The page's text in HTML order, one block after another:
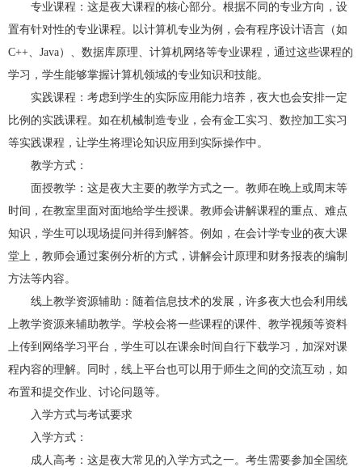
专业课程：这是夜大课程的核心部分。根据不同的专业方向，设
置有针对性的专业课程。以计算机专业为例，会有程序设计语言（如
C++、Java）、数据库原理、计算机网络等专业课程，通过这些课程的
学习，学生能够掌握计算机领域的专业知识和技能。
实践课程：考虑到学生的实际应用能力培养，夜大也会安排一定
比例的实践课程。如在机械制造专业，会有金工实习、数控加工实习
等实践课程，让学生将理论知识应用到实际操作中。
教学方式：
面授教学：这是夜大主要的教学方式之一。教师在晚上或周末等
时间，在教室里面对面地给学生授课。教师会讲解课程的重点、难点
知识，学生可以现场提问并得到解答。例如，在会计学专业的夜大课
堂上，教师会通过案例分析的方式，讲解会计原理和财务报表的编制
方法等内容。
线上教学资源辅助：随着信息技术的发展，许多夜大也会利用线
上教学资源来辅助教学。学校会将一些课程的课件、教学视频等资料
上传到网络学习平台，学生可以在课余时间自行下载学习，加深对课
程内容的理解。同时，线上平台也可以用于师生之间的交流互动，如
布置和提交作业、讨论问题等。
入学方式与考试要求
入学方式：
成人高考：这是夜大常见的入学方式之一。考生需要参加全国统